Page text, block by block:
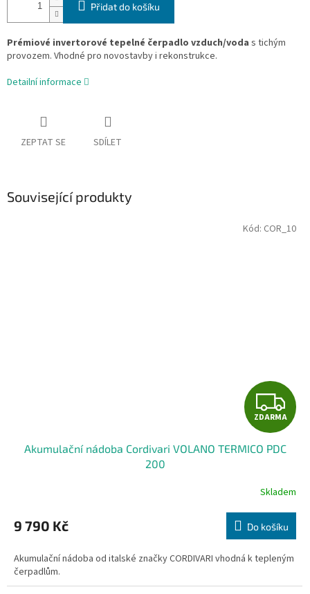
Přidat do košíku
Prémiové invertorové tepelné čerpadlo vzduch/voda s tichým
provozem. Vhodné pro novostavby i rekonstrukce.
Detailní informace
ZEPTAT SE SDÍLET
Související produkty
Z
D
A
R
M
A
ZDARMA
Akumulační nádoba Cordivari VOLANO TERMICO PDC
200
Skladem
9 790 Kč Do košíku
Akumulační nádoba od italské značky CORDIVARI vhodná k tepleným
čerpadlům.
Kód: COR_10